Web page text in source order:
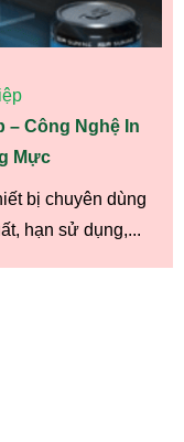
– Công Nghệ In
Mực
bị chuyên dùng
hạn sử dụng,...